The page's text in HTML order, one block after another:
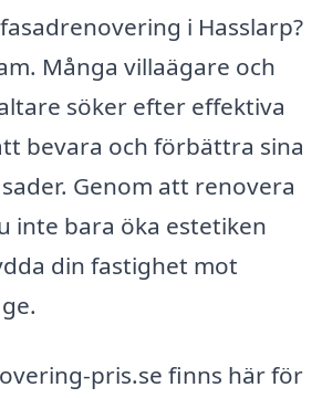
i Hasslarp?
Många villaägare och
söker efter effektiva
bevara och förbättra sina
Genom att renovera
inte bara öka estetiken
din fastighet mot
pris.se finns här för